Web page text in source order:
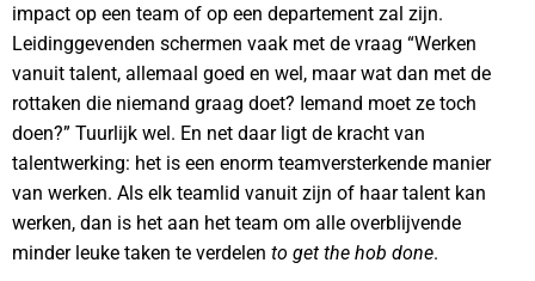
impact op een team of op een departement zal zijn.
Leidinggevenden schermen vaak met de vraag “Werken
vanuit talent, allemaal goed en wel, maar wat dan met de
rottaken die niemand graag doet? Iemand moet ze toch
doen?” Tuurlijk wel. En net daar ligt de kracht van
talentwerking: het is een enorm teamversterkende manier
van werken. Als elk teamlid vanuit zijn of haar talent kan
werken, dan is het aan het team om alle overblijvende
minder leuke taken te verdelen to get the hob done.